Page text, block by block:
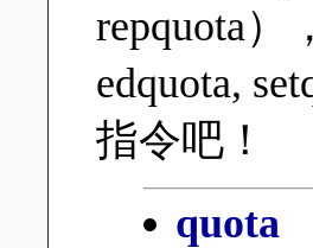
repquota）
edquota,
指令吧！
quota